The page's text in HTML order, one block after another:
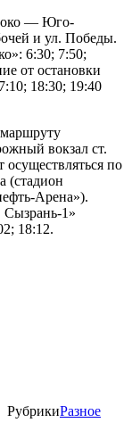
— Юго-
и ул. Победы.
6:30; 7:50;
от остановки
18:30; 19:40
вокзал ст.
по
(стадион
Арена»).
Сызрань-1»
18:12.
РубрикиРазное